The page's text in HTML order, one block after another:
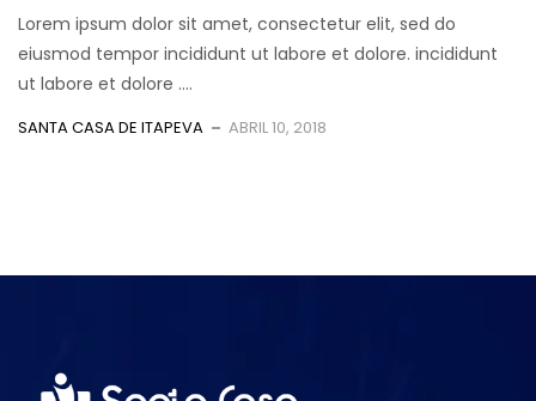
Lorem ipsum dolor sit amet, consectetur elit, sed do
eiusmod tempor incididunt ut labore et dolore. incididunt
ut labore et dolore ....
SANTA CASA DE ITAPEVA ABRIL 10, 2018